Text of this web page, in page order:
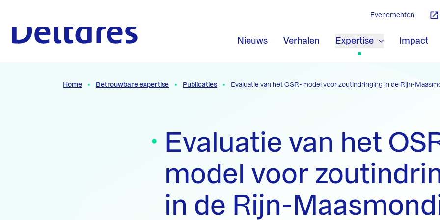
Nieuws Verhalen Expertise Impact
Evenementen
Home Betrouwbare expertise Publicaties Evaluatie van het OSR-model voor zoutindringing in de Rijn-
Evaluatie van het
model voor
in de Rijn-